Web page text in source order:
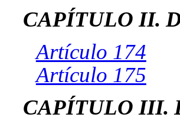
CAPÍTULO II.
Artículo 174
Artículo 175
CAPÍTULO III.